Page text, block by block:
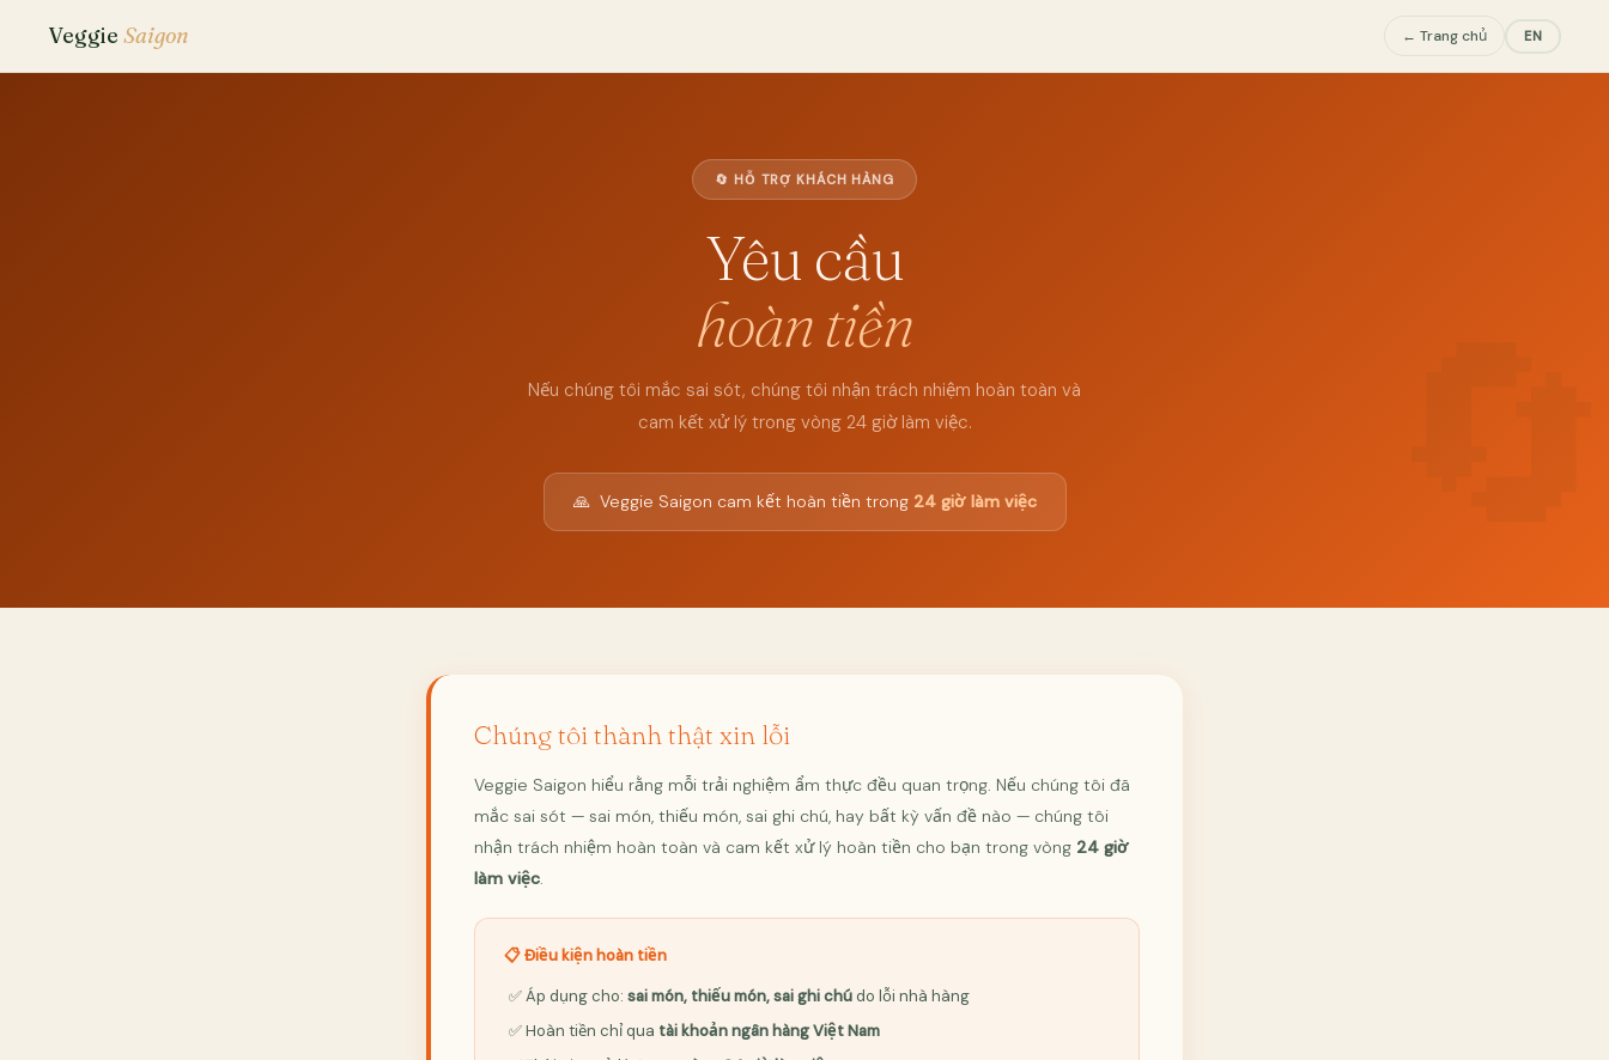
Veggie Saigon ← Trang chủ EN
🔄 HỖ TRỢ KHÁCH HÀNG
Yêu cầu
hoàn tiền
Nếu chúng tôi mắc sai sót, chúng tôi nhận trách nhiệm hoàn toàn và
cam kết xử lý trong vòng 24 giờ làm việc.
🙏 Veggie Saigon cam kết hoàn tiền trong 24 giờ làm việc
Chúng tôi thành thật xin lỗi
Veggie Saigon hiểu rằng mỗi trải nghiệm ẩm thực đều quan trọng. Nếu chúng tôi đã
mắc sai sót — sai món, thiếu món, sai ghi chú, hay bất kỳ vấn đề nào — chúng tôi
nhận trách nhiệm hoàn toàn và cam kết xử lý hoàn tiền cho bạn trong vòng 24 giờ
làm việc.
📋 Điều kiện hoàn tiền
✅ Áp dụng cho: sai món, thiếu món, sai ghi chúdo lỗi nhà hàng
✅ Hoàn tiền chỉ qua tài khoản ngân hàng Việt Nam